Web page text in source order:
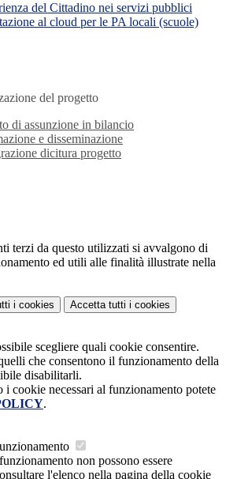
del Cittadino nei servizi pubblici
al cloud per le PA locali (scuole)
del progetto
di assunzione in bilancio
e disseminazione
dicitura progetto
terzi da questo utilizzati si avvalgono di
ed utili alle finalità illustrate nella
i cookies Accetta tutti i cookies
scegliere quali cookie consentire.
che consentono il funzionamento della
disabilitarli.
i cookie necessari al funzionamento potete
.
non possono essere
l'elenco nella pagina della cookie